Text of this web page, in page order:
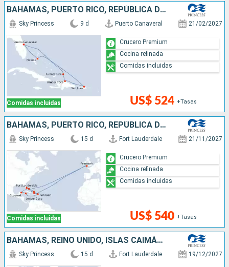
BAHAMAS, PUERTO RICO, REPÚBLICA DOMINICANA, ESTADOS UNIDOS
Comidas incluidas
Sky Princess 9 d Puerto Canaveral 21/02/2027
US$ 524 +Tasas
Crucero Premium
Cocina refinada
Comidas incluidas
BAHAMAS, PUERTO RICO, REPÚBLICA DOMINICANA, REINO UNIDO, ISLAS CAIMÁN, MÉXICO, ESTADOS UNIDOS
Comidas incluidas
Sky Princess 15 d Fort Lauderdale 21/11/2027
US$ 540 +Tasas
Crucero Premium
Cocina refinada
Comidas incluidas
BAHAMAS, REINO UNIDO, ISLAS CAIMÁN, MÉXICO, ESTADOS UNIDOS, REPÚBLICA DOMINICANA, PUERTO RICO
Sky Princess 15 d Fort Lauderdale 19/12/2027